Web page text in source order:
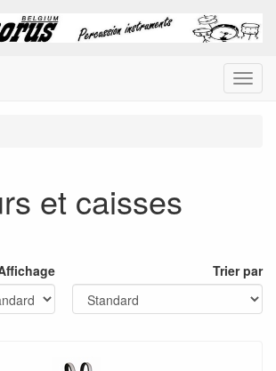
Menu
et caisses
Trier par